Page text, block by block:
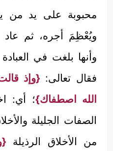
محبوبة على يد من
ويُعْظِمَ أجره، ثم عاد
وأنها بلغت في
فقال تعالى: {وإذ
الله اصطفاك}؛ أي:
الصفات الجليلة
من الأخلاق الرذيلة